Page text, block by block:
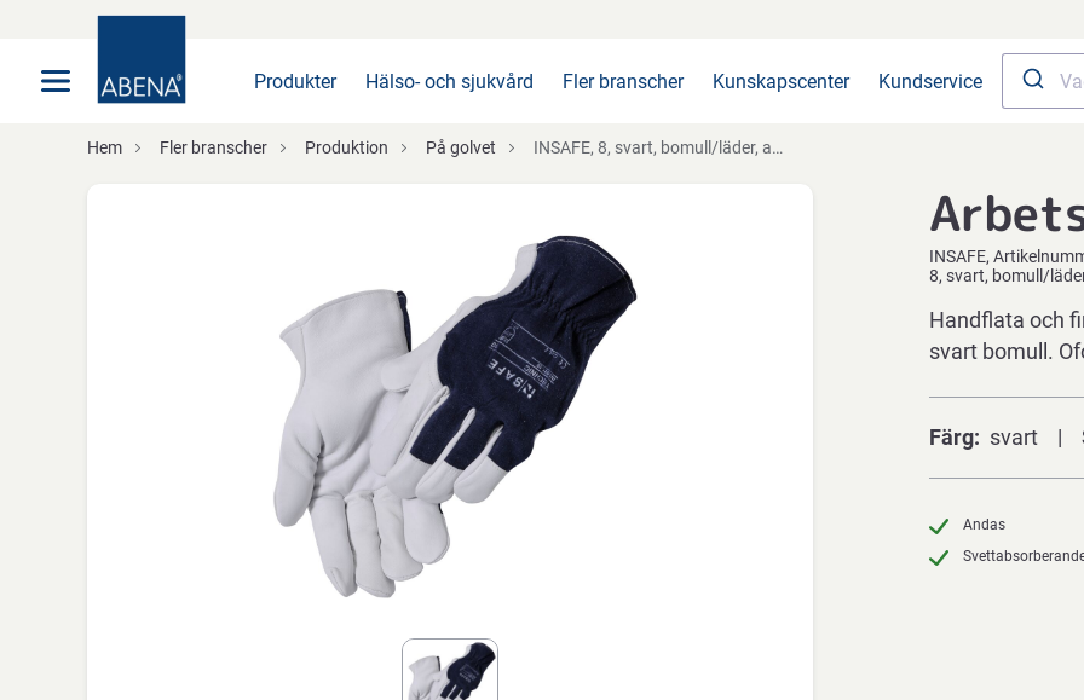
Produkter Hälso- och sjukvård Fler branscher Kunskapscenter Kundservice
Hem Fler branscher Produktion På golvet INSAFE, 8, svart, bomull/läder, andas, svettabsorberande
INSAFE
8, svart, bomull/
Handflata och
svart bomull.
Färg svart
Andas